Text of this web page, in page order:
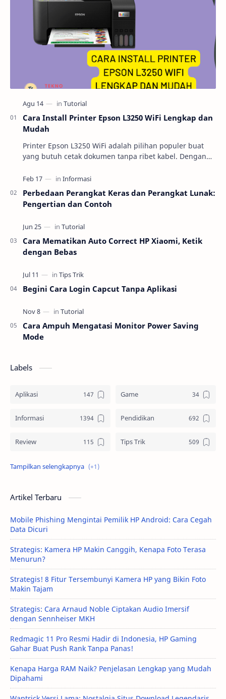
Cara Install Printer Epson L3250 WiFi Lengkap dan
Mudah
Printer Epson L3250 WiFi adalah pilihan populer buat
yang butuh cetak dokumen tanpa ribet kabel. Dengan
Perbedaan Perangkat Keras dan Perangkat Lunak:
Pengertian dan Contoh
Cara Mematikan Auto Correct HP Xiaomi, Ketik
dengan Bebas
Begini Cara Login Capcut Tanpa Aplikasi
Cara Ampuh Mengatasi Monitor Power Saving
Mode
Labels
Aplikasi Game
Informasi Pendidikan
Review Tips Trik
Tutorial
Artikel Terbaru
Mobile Phishing Mengintai Pemilik HP Android: Cara Cegah
Data Dicuri
Strategis: Kamera HP Makin Canggih, Kenapa Foto Terasa
Menurun?
Strategis! 8 Fitur Tersembunyi Kamera HP yang Bikin Foto
Makin Tajam
Strategis: Cara Arnaud Noble Ciptakan Audio Imersif
dengan Sennheiser MKH
Redmagic 11 Pro Resmi Hadir di Indonesia, HP Gaming
Gahar Buat Push Rank Tanpa Panas!
Kenapa Harga RAM Naik? Penjelasan Lengkap yang Mudah
Dipahami